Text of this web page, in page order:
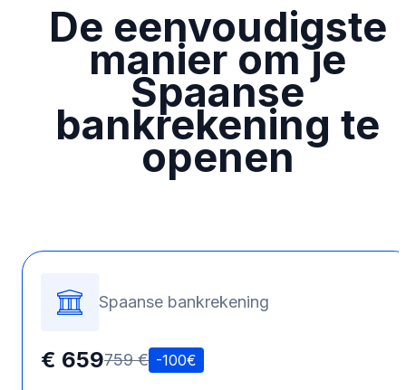
De eenvoudigste
manier om je
Spaanse
bankrekening te
openen
Spaanse bankrekening
€ 659759 € -100€